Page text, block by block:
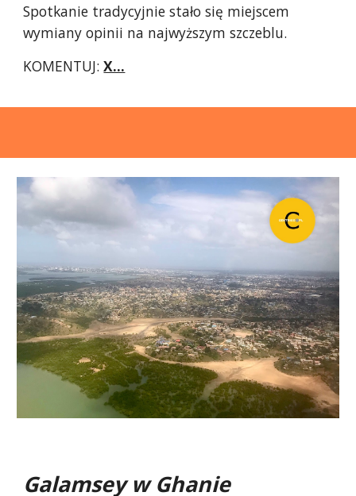
Spotkanie tradycyjnie stało się miejscem
wymiany opinii na najwyższym szczeblu.
KOMENTUJ:X...
Galamsey w Ghanie